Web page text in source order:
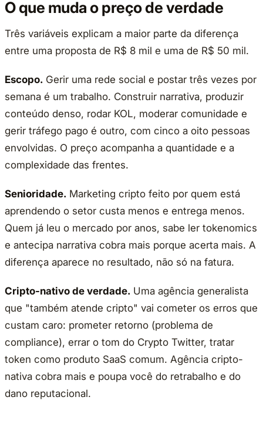
O que muda o preço de verdade
Três variáveis explicam a maior parte da diferença
entre uma proposta de R$ 8 mil e uma de R$ 50 mil.
Escopo. Gerir uma rede social e postar três vezes por
semana é um trabalho. Construir narrativa, produzir
conteúdo denso, rodar KOL, moderar comunidade e
gerir tráfego pago é outro, com cinco a oito pessoas
envolvidas. O preço acompanha a quantidade e a
complexidade das frentes.
Senioridade. Marketing cripto feito por quem está
aprendendo o setor custa menos e entrega menos.
Quem já leu o mercado por anos, sabe ler tokenomics
e antecipa narrativa cobra mais porque acerta mais. A
diferença aparece no resultado, não só na fatura.
Cripto-nativo de verdade. Uma agência generalista
que "também atende cripto" vai cometer os erros que
custam caro: prometer retorno (problema de
compliance), errar o tom do Crypto Twitter, tratar
token como produto SaaS comum. Agência cripto-
nativa cobra mais e poupa você do retrabalho e do
dano reputacional.